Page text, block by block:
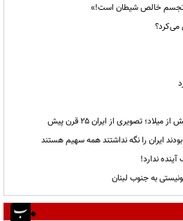
تجسم خالص شیطان است!»
ایران را نگه نداشتند همه سهیم هستند
ندارد!
به جنوب لبنان